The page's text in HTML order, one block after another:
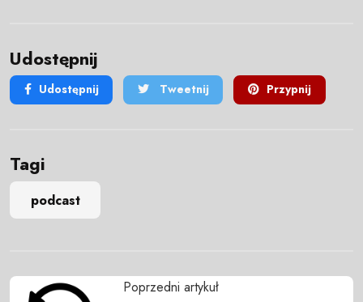
Udostępnij
Udostępnij Tweetnij Przypnij
Tagi
podcast
Poprzedni artykuł